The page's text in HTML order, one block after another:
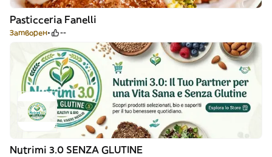
Pasticceria Fanelli
Затворен --
Nutrimi 3.0 SENZA GLUTINE